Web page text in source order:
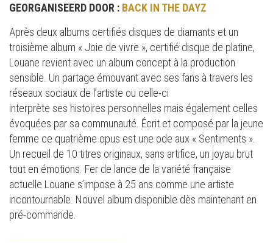
GEORGANISEERD DOOR : BACK IN THE DAYZ
Après deux albums certifiés disques de diamants et un
troisième album « Joie de vivre », certifié disque de platine,
Louane revient avec un album concept à la production
sensible. Un partage émouvant avec ses fans à travers les
réseaux sociaux de l’artiste ou celle-ci
interprète ses histoires personnelles mais également celles
évoquées par sa communauté. Écrit et composé par la jeune
femme ce quatrième opus est une ode aux « Sentiments ».
Un recueil de 10 titres originaux, sans artifice, un joyau brut
tout en émotions. Fer de lance de la variété française
actuelle Louane s’impose à 25 ans comme une artiste
incontournable. Nouvel album disponible dès maintenant en
pré-commande.